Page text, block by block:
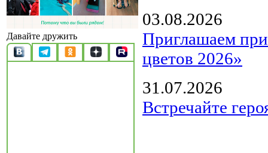
Давайте дружить
03.08.2026
Приглашаем
цветов 2026»
31.07.2026
Встречайте